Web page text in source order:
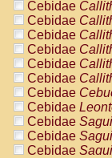
Pitheciidae
Pitheciidae
Pitheciidae
Pitheciidae
Pitheciidae
Cebidae
Cebidae
Cebidae
Cebidae
Cebidae
Cebidae
Cebidae
Cebidae
Cebidae
Cebidae
Cebidae